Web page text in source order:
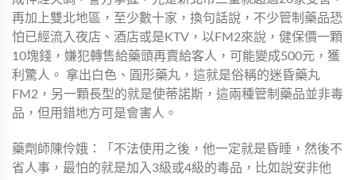
再加上雙北地區，至少數十家，換句話說，不少管制藥品恐
怕已經流入夜店、酒店或是KTV，以FM2來說，健保價一顆
10塊錢，嫌犯轉售給藥頭再賣給客人，可能變成500元，獲
利驚人。 拿出白色、圓形藥丸，這就是俗稱的迷昏藥丸
FM2，另一顆長型的就是使蒂諾斯，這兩種管制藥品並非毒
品，但用錯地方可是會害人。
藥劑師陳伶娥：「不法使用之後，他一定就是昏睡，然後不
省人事，最怕的就是加入3級或4級的毒品，比如說安非他